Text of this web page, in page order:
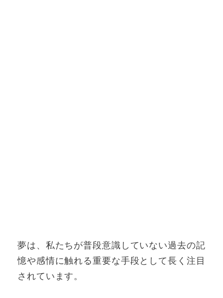
夢は、私たちが普段意識していない過去の記
憶や感情に触れる重要な手段として長く注目
されています。